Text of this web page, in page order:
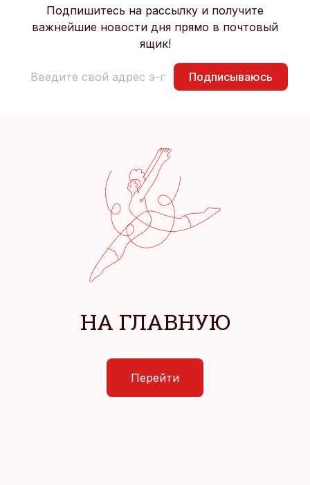
Подпишитесь на рассылку и получите
важнейшие новости дня прямо в почтовый
ящик!
Подписываюсь
НА ГЛАВНУЮ
Перейти